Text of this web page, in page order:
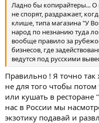
Ладно бы копирайтеры... О
не спорят, раздражает,
клише, типа магазина "У
народ по незнанию туда
вообще правило за
бизнесов, где
ведутся под русскими
Правильно ! Я точно
не для того чтобы
или кушать в ресторане
нас в России мы
экзотику подавай и